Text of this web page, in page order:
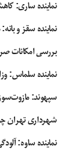
ایشان، علت اصرار
صحبت خواهم کرد
بگذارید همه
رهبر انقلاب
حداکثری در
نماینده ساری:
نماینده سقز و
بررسی امکانات
نماینده سلماس:
سپهوند:‌
شهرداری تهران
نماینده ساوه: